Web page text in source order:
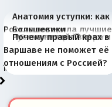
Анатомия уступки: как
Россия потеряла лучшие
рыбопромысловые
районы Баренцева
моря
Большевики
отличаются от «Яблока»
тем, что они -
победители
Киевская марионетка
Запада рассказала о
«переобувании» хозяев
В России назрели
перемены: 15 шагов к
суверенной экономике
Миграционный пожар
Европы
Россия начинает
сбрасывать балласт
Анкориджа
Россия зимой 1904
года: первые уступки во
внутренней политике
Русская нация вчера и
сегодня
Почему правый крах в
Варшаве не поможет её
отношениям с Россией?